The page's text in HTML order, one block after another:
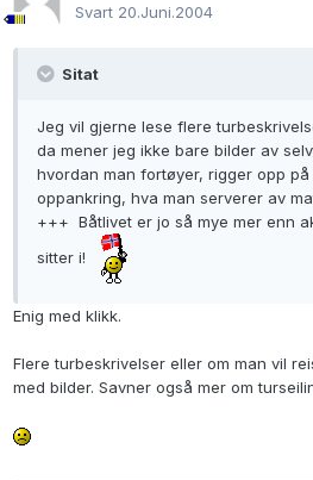
Svart 20.Juni.2004
Sitat
Jeg vil gjerne lese flere
da mener jeg ikke bare bilder av
hvordan man fortøyer, rigger opp
oppankring, hva man serverer av
+++ Båtlivet er jo så mye mer enn
sitter i!
Enig med klikk.
Flere turbeskrivelser eller om man vil
med bilder. Savner også mer om